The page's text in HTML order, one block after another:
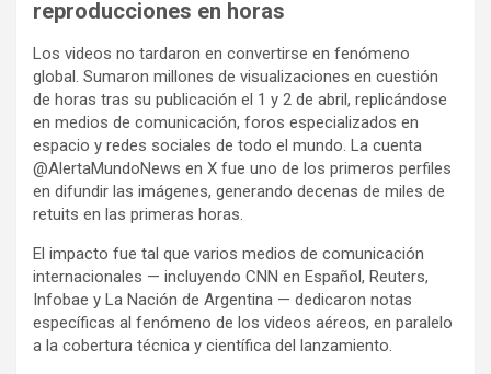
reproducciones en horas
Los videos no tardaron en convertirse en fenómeno
global. Sumaron millones de visualizaciones en cuestión
de horas tras su publicación el 1 y 2 de abril, replicándose
en medios de comunicación, foros especializados en
espacio y redes sociales de todo el mundo. La cuenta
@AlertaMundoNews en X fue uno de los primeros perfiles
en difundir las imágenes, generando decenas de miles de
retuits en las primeras horas.
El impacto fue tal que varios medios de comunicación
internacionales — incluyendo CNN en Español, Reuters,
Infobae y La Nación de Argentina — dedicaron notas
específicas al fenómeno de los videos aéreos, en paralelo
a la cobertura técnica y científica del lanzamiento.